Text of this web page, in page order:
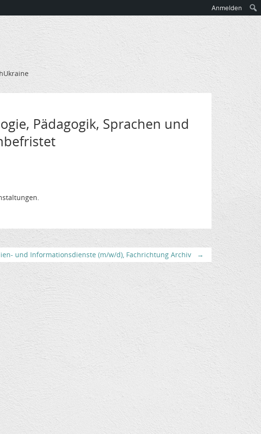
Pädagogik, Sprachen und
und Informationsdienste (m/w/d), Fachrichtung Archiv
→
Anmelden